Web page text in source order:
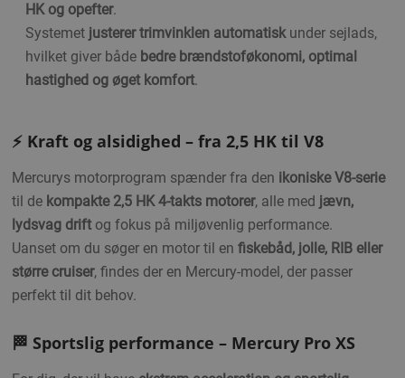
HK og opefter.
Systemet justerer trimvinklen automatiskunder sejlads,
hvilket giver både bedre brændstoføkonomi, optimal
hastighed og øget komfort.
⚡ Kraft og alsidighed – fra 2,5 HK til V8
Mercurys motorprogram spænder fra den ikoniske V8-serie
til de kompakte 2,5 HK 4-takts motorer, alle med jævn,
lydsvag driftog fokus på miljøvenlig performance.
Uanset om du søger en motor til en fiskebåd, jolle, RIB eller
større cruiser, findes der en Mercury-model, der passer
perfekt til dit behov.
🏁 Sportslig performance – Mercury Pro XS